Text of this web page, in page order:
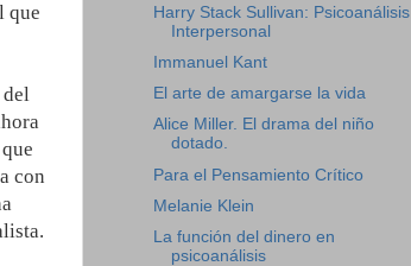
que
del
con
Harry Stack Sullivan: Psicoanálisis
Interpersonal
Immanuel Kant
El arte de amargarse la vida
Alice Miller. El drama del niño
dotado.
Para el Pensamiento Crítico
Melanie Klein
La función del dinero en
psicoanálisis